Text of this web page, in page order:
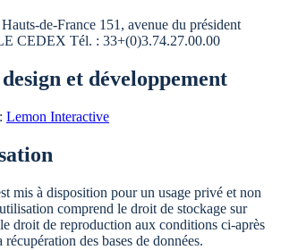
de-France 151, avenue du président
CEDEX Tél. : 33+(0)3.74.27.00.00
et développement
Lemon Interactive
mis à disposition pour un usage privé et non
comprend le droit de stockage sur
droit de reproduction aux conditions ci-après
des bases de données.